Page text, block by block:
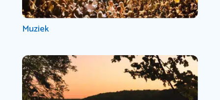
Muziek